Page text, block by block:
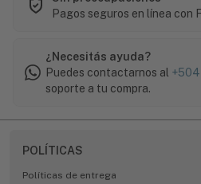
Pagos seguros en línea con
¿Necesitás ayuda?
Puedes contactarnos al
soporte a tu compra.
POLÍTICAS
Políticas de entrega